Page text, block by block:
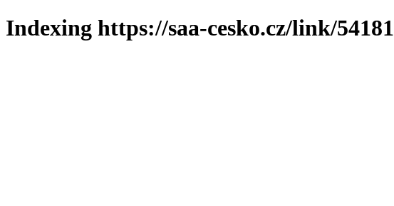
Indexing https://saa-cesko.cz/link/54181